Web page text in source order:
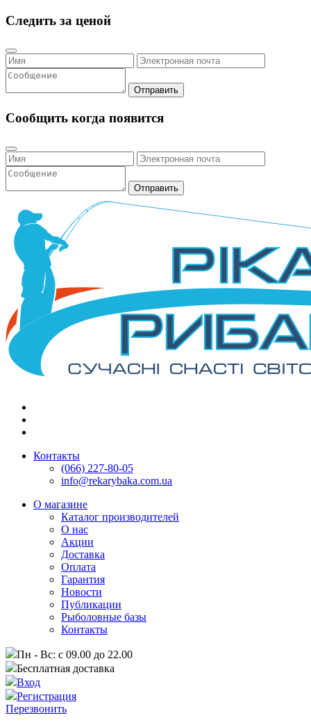
Следить за ценой
Отправить
Сообщить когда появится
Отправить
Контакты
(066) 227-80-05
info@rekarybaka.com.ua
О магазине
Каталог производителей
О нас
Акции
Доставка
Оплата
Гарантия
Новости
Публикации
Рыболовные базы
Контакты
Пн - Вс: с 09.00 до 22.00
Бесплатная доставка
Вход
Регистрация
Перезвонить